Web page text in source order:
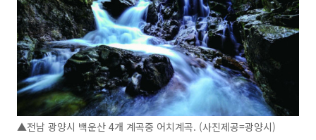
▲전남 광양시 백운산 4개 계곡중 어치계곡. (사진제공=광양시)